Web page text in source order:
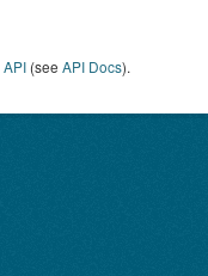
API (see API Docs).